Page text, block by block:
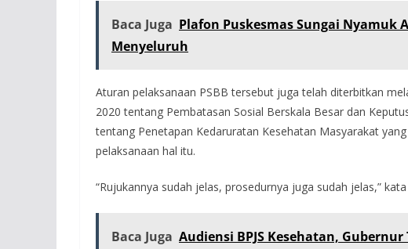
Baca Juga Plafon Puskesmas Sungai Nyamuk
Menyeluruh
Aturan pelaksanaan PSBB tersebut juga telah diterbitkan
2020 tentang Pembatasan Sosial Berskala Besar dan
tentang Penetapan Kedaruratan Kesehatan Masyarakat
pelaksanaan hal itu.
“Rujukannya sudah jelas, prosedurnya juga sudah jelas,”
Baca Juga Audiensi BPJS Kesehatan,